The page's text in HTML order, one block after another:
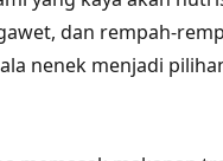
dan rempah-
nenek menjadi